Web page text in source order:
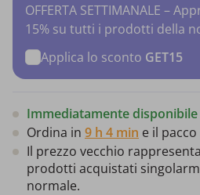
OFFERTA SETTIMANALE –
15% su tutti i prodotti della
Applica lo sconto GET15
Immediatamente disponibile
Ordina in 9 h 4 min e il
Il prezzo vecchio
prodotti acquistati
normale.